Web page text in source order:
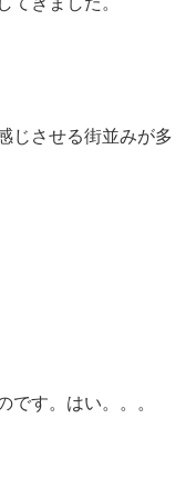
じさせる街並みが多
す。はい。。。